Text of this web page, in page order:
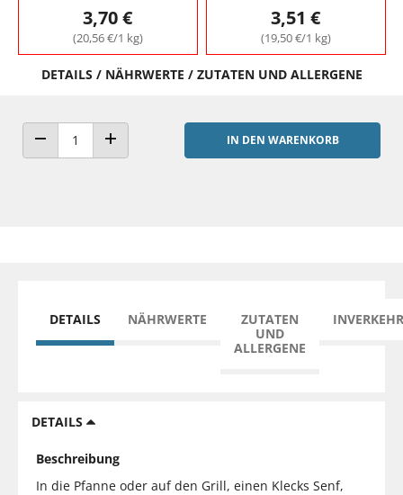
3,70 €
(20,56 €/1 kg)
3,51 €
(19,50 €/1 kg)
DETAILS / NÄHRWERTE / ZUTATEN UND ALLERGENE
ANZAHL VERRINGERNANZAHL ERHÖHEN
IN DEN WARENKORB
DETAILS NÄHRWERTE
ZUTATEN
UND
ALLERGENE
DETAILS
Beschreibung
In die Pfanne oder auf den Grill, einen Klecks Senf,